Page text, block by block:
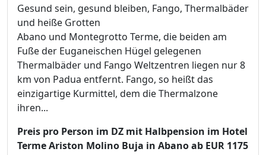
Gesund sein, gesund bleiben, Fango, Thermalbäder
und heiße Grotten
Abano und Montegrotto Terme, die beiden am
Fuße der Euganeischen Hügel gelegenen
Thermalbäder und Fango Weltzentren liegen nur 8
km von Padua entfernt. Fango, so heißt das
einzigartige Kurmittel, dem die Thermalzone
ihren...
Preis pro Person im DZ mit Halbpension im Hotel
Terme Ariston Molino Buja in Abano ab EUR 1175